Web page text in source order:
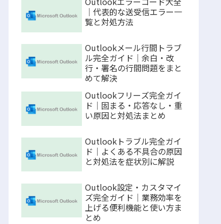
｜代表的な送受信エラー一
覧と対処方法
Outlookメール行間トラブ
ル完全ガイド｜余白・改
行・署名の行間問題をまと
めて解決
Outlookフリーズ完全ガイ
ド｜固まる・応答なし・重
い原因と対処法まとめ
Outlookトラブル完全ガイ
ド｜よくある不具合の原因
と対処法を症状別に解説
Outlook設定・カスタマイ
ズ完全ガイド｜業務効率を
上げる便利機能と使い方ま
とめ